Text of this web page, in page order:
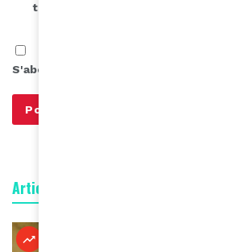
the next time I comment.
S'abonner à notre infolettre
Articles connexes